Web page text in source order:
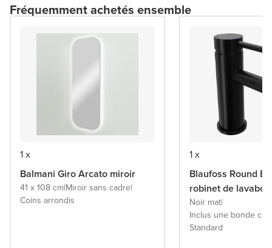
Fréquemment achetés ensemble
1 x
Balmani Giro Arcato miroir
41 x 108 cm|Miroir sans cadre|
Coins arrondis
1 x
Blaufoss Round
robinet de lavabo
Noir mat|
Inclus une bonde
Standard